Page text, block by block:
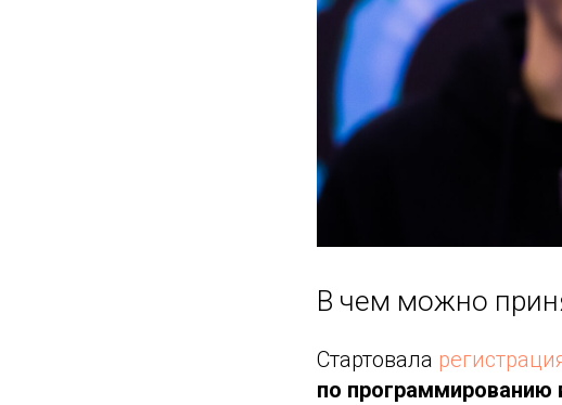
В чем можно
Стартовала
по программированию